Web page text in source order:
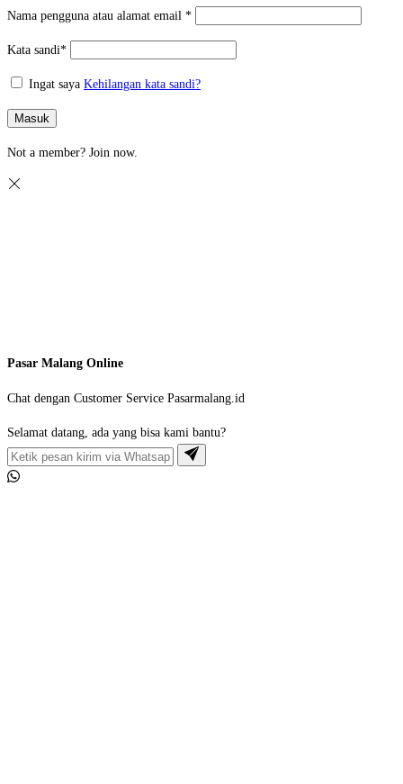
Nama pengguna atau alamat email *
Kata sandi*
Ingat saya Kehilangan kata sandi?
Masuk
Not a member? Join now.
Pasar Malang Online
Chat dengan Customer Service Pasarmalang.id
Selamat datang, ada yang bisa kami bantu?